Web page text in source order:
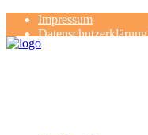
Impressum
Datenschutzerklärung
Kontakt